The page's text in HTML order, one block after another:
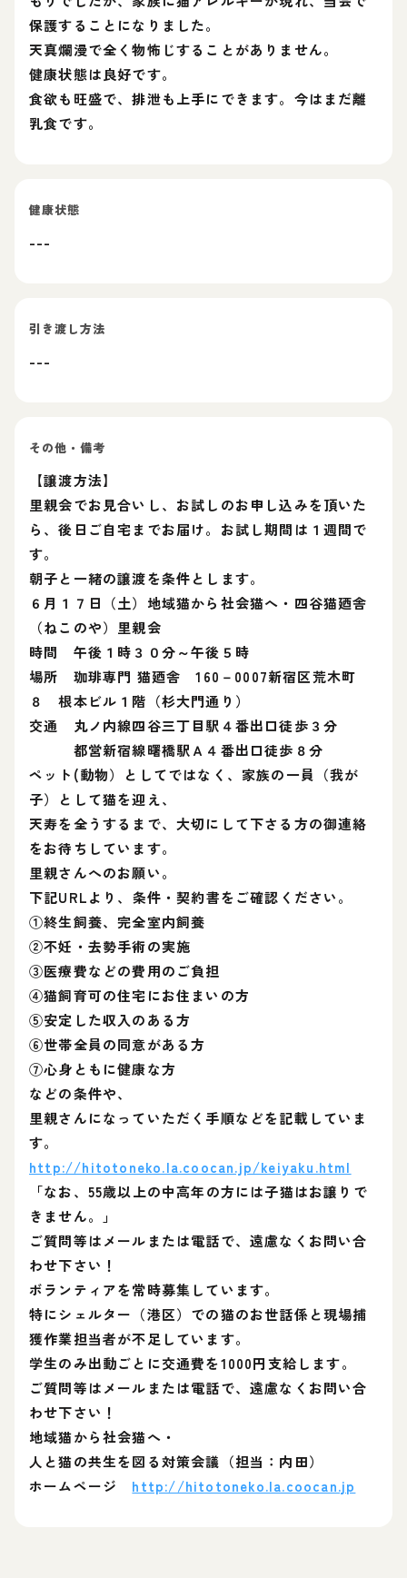
保護することになりました。
天真爛漫で全く物怖じすることがありません。
健康状態は良好です。
食欲も旺盛で、排泄も上手にできます。今はまだ離
乳食です。
健康状態
---
引き渡し方法
---
その他・備考
【譲渡方法】
里親会でお見合いし、お試しのお申し込みを頂いた
ら、後日ご自宅までお届け。お試し期間は１週間で
す。
朝子と一緒の譲渡を条件とします。
６月１７日（土）地域猫から社会猫へ・四谷猫廼舎
（ねこのや）里親会
時間 午後１時３０分～午後５時
場所 珈琲専門 猫廼舎 160－0007新宿区荒木町
８ 根本ビル１階（杉大門通り）
交通 丸ノ内線四谷三丁目駅４番出口徒歩３分
都営新宿線曙橋駅Ａ４番出口徒歩８分
ペット(動物）としてではなく、家族の一員（我が
子）として猫を迎え、
天寿を全うするまで、大切にして下さる方の御連絡
をお待ちしています。
里親さんへのお願い。
下記URLより、条件・契約書をご確認ください。
①終生飼養、完全室内飼養
②不妊・去勢手術の実施
③医療費などの費用のご負担
④猫飼育可の住宅にお住まいの方
⑤安定した収入のある方
⑥世帯全員の同意がある方
⑦心身ともに健康な方
などの条件や、
里親さんになっていただく手順などを記載していま
す。
http://hitotoneko.la.coocan.jp/keiyaku.html
「なお、55歳以上の中高年の方には子猫はお譲りで
きません。」
ご質問等はメールまたは電話で、遠慮なくお問い合
わせ下さい！
ボランティアを常時募集しています。
特にシェルター（港区）での猫のお世話係と現場捕
獲作業担当者が不足しています。
学生のみ出動ごとに交通費を1000円支給します。
ご質問等はメールまたは電話で、遠慮なくお問い合
わせ下さい！
地域猫から社会猫へ・
人と猫の共生を図る対策会議（担当：内田）
ホームページ http://hitotoneko.la.coocan.jp